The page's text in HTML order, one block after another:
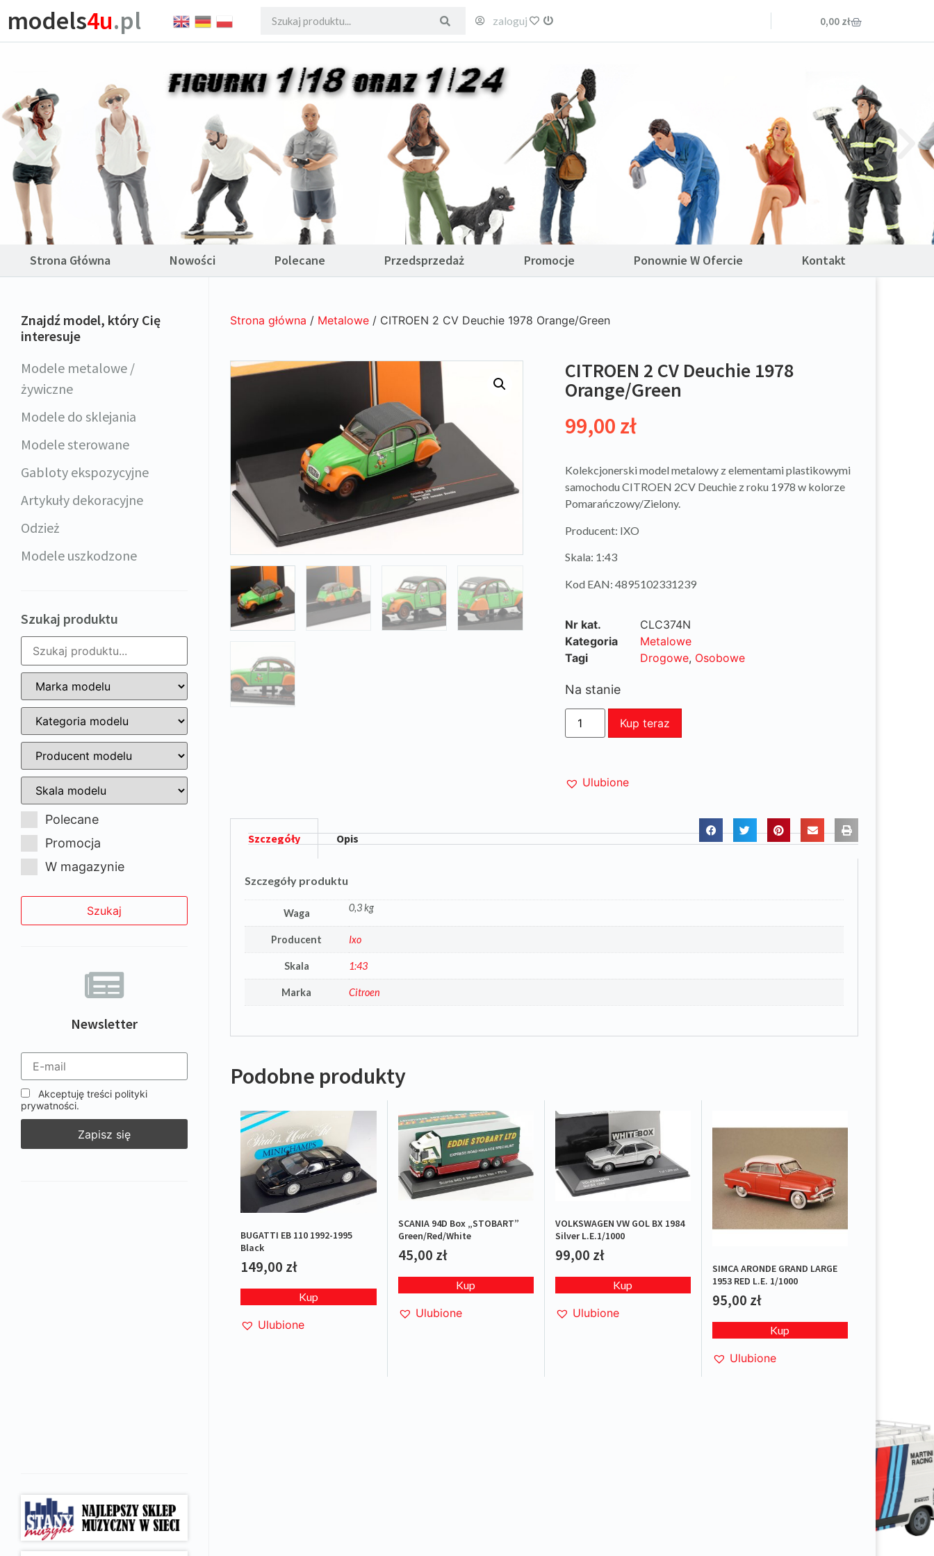
models4u.pl zaloguj ulubione 0,00 zł
Strona Główna Nowości Polecane Przedsprzedaż Promocje Ponownie W Ofercie Kontakt
Znajdź model, który Cię
interesuje
Modele metalowe /
żywiczne
Modele do sklejania
Modele sterowane
Gabloty ekspozycyjne
Artykuły dekoracyjne
Odzież
Modele uszkodzone
Szukaj produktu
Polecane
Promocja
W magazynie
Newsletter
Akceptuję treści polityki
prywatności.
Strona główna / Metalowe/ CITROEN 2 CV Deuchie 1978 Orange/Green
CITROEN 2 CV Deuchie 1978
Orange/Green
99,00 zł
Kolekcjonerski model metalowy z elementami plastikowymi
samochodu CITROEN 2CV Deuchie z roku 1978 w kolorze
Pomarańczowy/Zielony.
Producent: IXO
Skala: 1:43
Kod EAN: 4895102331239
Nr kat.
CLC374N
Kategoria
Metalowe
Tagi
Drogowe, Osobowe
Na stanie
Kup teraz
Ulubione
Szczegóły Opis
Szczegóły produktu
Waga 0,3 kg
Producent Ixo
Skala 1:43
Marka Citroen
Podobne produkty
BUGATTI EB 110 1992-1995
Black
149,00 zł
Kup
Ulubione
SCANIA 94D Box „STOBART”
Green/Red/White
45,00 zł
Kup
Ulubione
VOLKSWAGEN VW GOL BX 1984
Silver L.E.1/1000
99,00 zł
Kup
Ulubione
SIMCA ARONDE GRAND LARGE
1953 RED L.E. 1/1000
95,00 zł
Kup
Ulubione